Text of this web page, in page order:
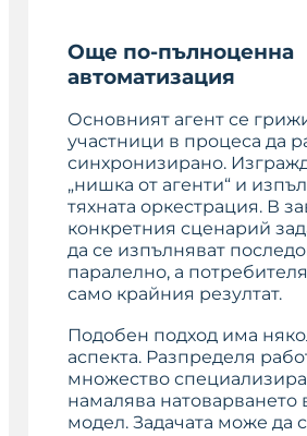
Още по-пълноценна
автоматизация
Основният агент се
участници в процеса да
синхронизирано.
„нишка от агенти“ и
тяхната оркестрация. В
конкретния сценарий
да се изпълняват
паралелно, а
само крайния резултат.
Подобен подход има
аспекта. Разпределя
множество
намалява натоварването
модел. Задачата може да